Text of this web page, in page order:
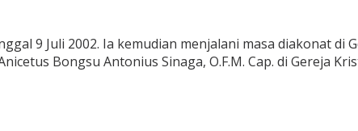
9 Juli 2002. Ia kemudian menjalani masa diakonat di
Bongsu Antonius Sinaga, O.F.M. Cap. di Gereja